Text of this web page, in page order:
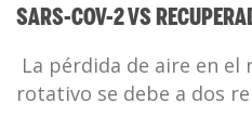
SARS-COV-2 VS
La pérdida de aire en
rotativo se debe a dos